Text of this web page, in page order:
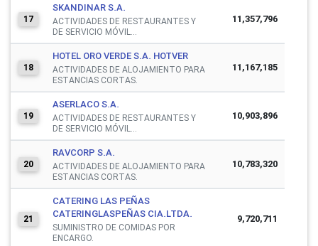
17
SKANDINAR S.A.
ACTIVIDADES DE RESTAURANTES Y
DE SERVICIO MÓVIL...
11,357,796
18
HOTEL ORO VERDE S.A. HOTVER
ACTIVIDADES DE ALOJAMIENTO PARA
ESTANCIAS CORTAS.
11,167,185
19
ASERLACO S.A.
ACTIVIDADES DE RESTAURANTES Y
DE SERVICIO MÓVIL...
10,903,896
20
RAVCORP S.A.
ACTIVIDADES DE ALOJAMIENTO PARA
ESTANCIAS CORTAS.
10,783,320
21
CATERING LAS PEÑAS
CATERINGLASPEÑAS CIA.LTDA.
SUMINISTRO DE COMIDAS POR
ENCARGO.
9,720,711